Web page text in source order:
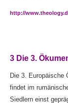
http://
3 Die 3.
Die 3. Europäische
findet im
Siedlern einst